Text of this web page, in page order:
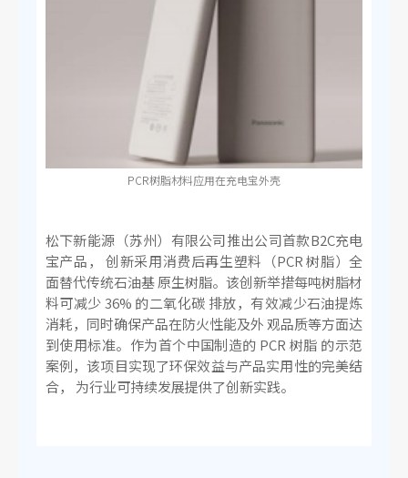
PCR树脂材料应用在充电宝外壳
松下新能源（苏州）有限公司推出公司首款B2C充电
宝产品， 创新采用消费后再生塑料（PCR 树脂）全
面替代传统石油基 原生树脂。该创新举措每吨树脂材
料可减少 36% 的二氧化碳 排放，有效减少石油提炼
消耗，同时确保产品在防火性能及外 观品质等方面达
到使用标准。作为首个中国制造的 PCR 树脂 的示范
案例，该项目实现了环保效益与产品实用性的完美结
合， 为行业可持续发展提供了创新实践。